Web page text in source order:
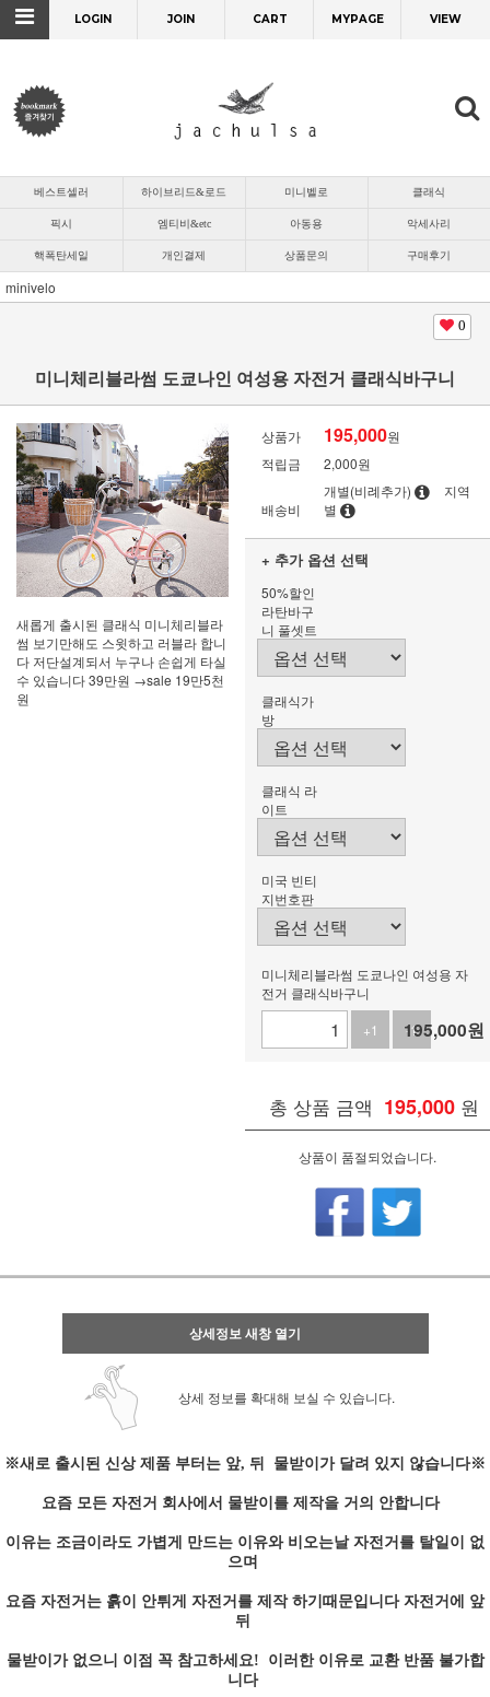
LOGIN JOIN CART MYPAGE VIEW
베스트셀러 하이브리드&로드 미니벨로 클래식
픽시 엠티비&etc 아동용 악세사리
핵폭탄세일 개인결제 상품문의 구매후기
minivelo
0
미니체리블라썸 도쿄나인 여성용 자전거 클래식바구니
새롭게 출시된 클래식 미니체리블라
썸 보기만해도 스윗하고 러블라 합니
다 저단설계되서 누구나 손쉽게 타실
수 있습니다 39만원 →sale 19만5천
원
상품가 195,000원
적립금
2,000원
배송비
개별(비례추가)
지역
별
+ 추가 옵션 선택
50%할인
라탄바구
니 풀셋트
클래식가
방
클래식 라
이트
미국 빈티
지번호판
미니체리블라썸 도쿄나인 여성용 자
전거 클래식바구니
+1
-1
195,000원
총 상품 금액 195,000 원
상품이 품절되었습니다.
상세정보 새창 열기
상세 정보를 확대해 보실 수 있습니다.
※새로 출시된 신상 제품 부터는 앞, 뒤 물받이가 달려 있지 않습니다※
요즘 모든 자전거 회사에서 물받이를 제작을 거의 안합니다
이유는 조금이라도 가볍게 만드는 이유와 비오는날 자전거를 탈일이 없
으며
요즘 자전거는 흙이 안튀게 자전거를 제작 하기때문입니다 자전거에 앞
뒤
물받이가 없으니 이점 꼭 참고하세요! 이러한 이유로 교환 반품 불가합
니다